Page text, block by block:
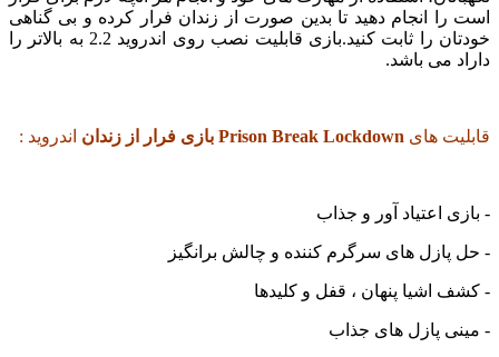
انجام دهید تا بدین صورت از زندان فرار کرده و بی گناهی
خودتان را ثابت کنید.بازی قابلیت نصب روی اندروید 2.2 به بالاتر را
می باشد.
هایPrison Break Lockdown بازی فرار از زندان اندروید :
اعتیاد آور و جذاب
های سرگرم کننده و چالش برانگیز
پنهان ، قفل و کلیدها
پازل های جذاب